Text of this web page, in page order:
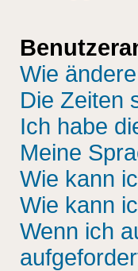
Wie
Die Zeiten
Ich habe
Meine
Wie kann
Wie kann
Wenn ich